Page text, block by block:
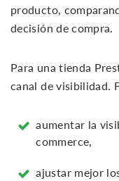
producto,
decisión de compra.
Para una tienda
canal de visibilidad.
aumentar la
commerce,
ajustar mejor